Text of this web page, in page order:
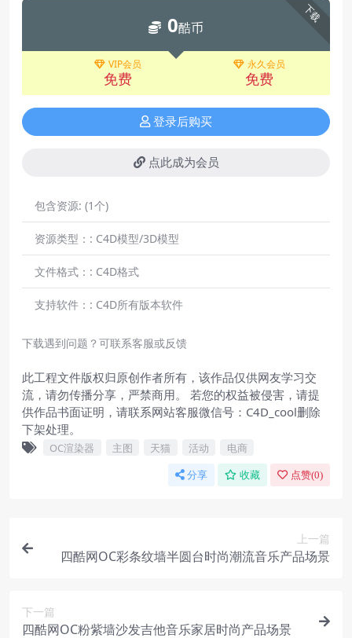
下载
0酷币
VIP会员
免费
永久会员
免费
登录后购买
点此成为会员
包含资源: (1个)
资源类型：: C4D模型/3D模型
文件格式：: C4D格式
支持软件：: C4D所有版本软件
下载遇到问题？可联系客服或反馈
此工程文件版权归原创作者所有，该作品仅供网友学习交
流，请勿传播分享，严禁商用。 若您的权益被侵害，请提
供作品书面证明，请联系网站客服微信号：C4D_cool删除
下架处理。
OC渲染器 主图 天猫 活动 电商
分享 收藏 点赞(0)
上一篇
四酷网OC彩条纹墙半圆台时尚潮流音乐产品场景
下一篇
四酷网OC粉紫墙沙发吉他音乐家居时尚产品场景